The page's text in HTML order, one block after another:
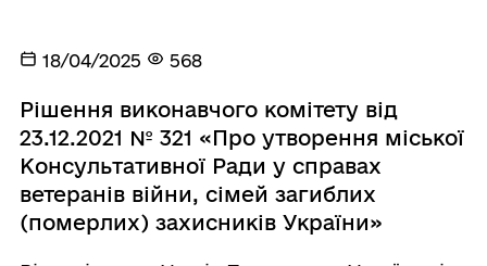
18/04/2025 568
Рішення виконавчого комітету від
23.12.2021 № 321 «Про утворення міської
Консультативної Ради у справах
ветеранів війни, сімей загиблих
(померлих) захисників України»